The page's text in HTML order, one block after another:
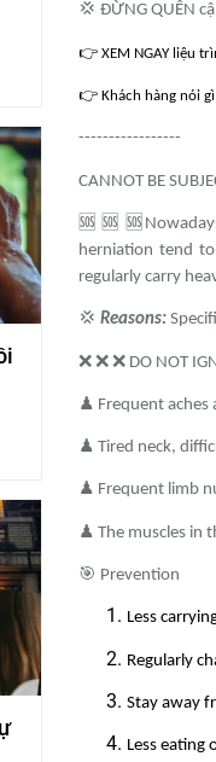
💢 ĐỪNG QUÊN
👉XEM NGAY liệu
👉Khách hàng nói
-----------------
CANNOT BE
🆘 🆘 🆘
herniation tend
regularly carry
💢 Reasons:
❌ ❌ ❌ DO NOT
♟ Frequent
♟ Tired neck,
♟ Frequent limb
♟ The muscles in
🎯 Prevention
Less
Regularly
Stay away
Less eating